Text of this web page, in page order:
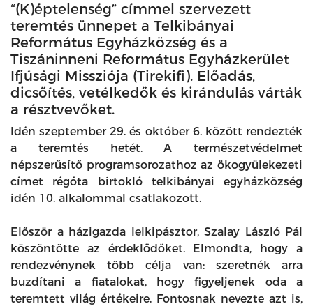
“(K)éptelenség” címmel szervezett
teremtés ünnepet a Telkibányai
Református Egyházközség és a
Tiszáninneni Református Egyházkerület
Ifjúsági Missziója (Tirekifi). Előadás,
dicsőítés, vetélkedők és kirándulás várták
a résztvevőket.
Idén szeptember 29. és október 6. között rendezték
a teremtés hetét. A természetvédelmet
népszerűsítő programsorozathoz az ökogyülekezeti
címet régóta birtokló telkibányai egyházközség
idén 10. alkalommal csatlakozott.
Először a házigazda lelkipásztor, Szalay László Pál
köszöntötte az érdeklődőket. Elmondta, hogy a
rendezvénynek több célja van: szeretnék arra
buzdítani a fiatalokat, hogy figyeljenek oda a
teremtett világ értékeire. Fontosnak nevezte azt is,